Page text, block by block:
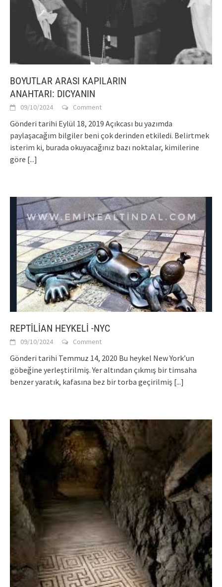
BOYUTLAR ARASI KAPILARIN
ANAHTARI: DICYANIN
09/10/2024 Comment
Gönderi tarihi Eylül 18, 2019 Açıkcası bu yazımda
paylaşacağım bilgiler beni çok derinden etkiledi. Belirtmek
isterim ki, burada okuyacağınız bazı noktalar, kimilerine
göre [...]
REPTİLİAN HEYKELİ -NYC
09/10/2024 Comment
Gönderi tarihi Temmuz 14, 2020 Bu heykel New York’un
göbeğine yerleştirilmiş. Yer altından çıkmış bir timsaha
benzer yaratık, kafasına bez bir torba geçirilmiş [...]